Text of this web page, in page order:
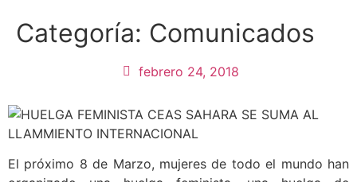
Categoría: Comunicados
febrero 24, 2018
El próximo 8 de Marzo, mujeres de todo el mundo han